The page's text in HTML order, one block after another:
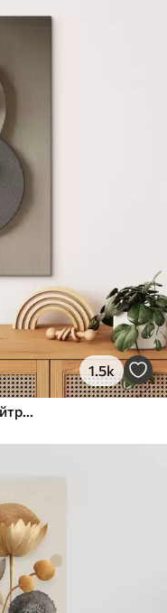
1.5k
Рельєфні кола та гілка в теплих нейтральних тонах